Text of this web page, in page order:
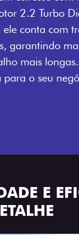
2.2 Turbo
conta com
garantindo
mais
o seu
E